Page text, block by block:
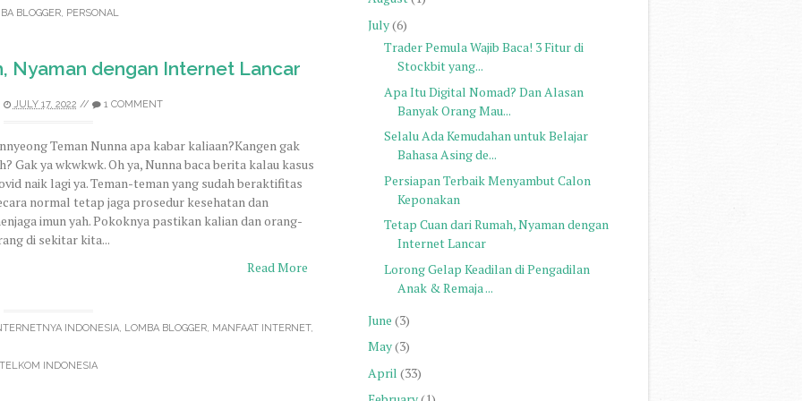
BLOGGER, PERSONAL
Nyaman dengan Internet Lancar
JULY 17, 2022 // 1 COMMENT
Teman Nunna apa kabar kaliaan?Kangen gak
Gak ya wkwkwk. Oh ya, Nunna baca berita kalau kasus
naik lagi ya. Teman-teman yang sudah beraktifitas
normal tetap jaga prosedur kesehatan dan
imun yah. Pokoknya pastikan kalian dan orang-
di sekitar kita...
Read More
INDONESIA, LOMBA BLOGGER, MANFAAT INTERNET,
TELKOM INDONESIA
July(6)
Trader Pemula Wajib Baca! 3 Fitur di
Stockbit yang...
Apa Itu Digital Nomad? Dan Alasan
Banyak Orang Mau...
Selalu Ada Kemudahan untuk Belajar
Bahasa Asing de...
Persiapan Terbaik Menyambut Calon
Keponakan
Tetap Cuan dari Rumah, Nyaman dengan
Internet Lancar
Lorong Gelap Keadilan di Pengadilan
Anak & Remaja ...
June (3)
May(3)
April (33)